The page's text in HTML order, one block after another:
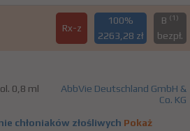
Rx-z
100%
2263,28 zł
B (1)
bezpł.
0,8 ml
AbbVie Deutschland GmbH &
Co. KG
chłoniaków złośliwych Pokaż